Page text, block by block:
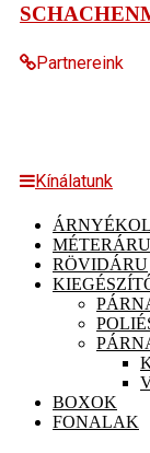
Partnereink
Kínálatunk
MÉTERÁRU
RÖVIDÁRU
BOXOK
FONALAK